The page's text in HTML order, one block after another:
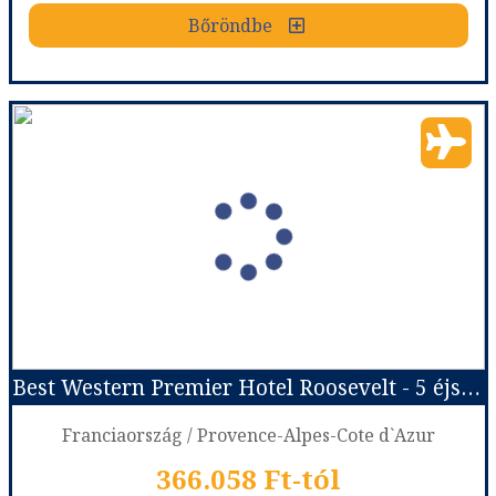
Bőröndbe
Hosszú Hétvége Párizsban ***
Város:Párizs
Utazás módja: Repülővel
Reggeli
Szálláskategória:Program szerint
Szobatípus: 2 ágyas szoba
Időpont: 2026-08-13 | 3 éj Best Western Premier Hotel Roosevelt - 5 éjszakás
Franciaország / Provence-Alpes-Cote d`Azur
366.058 Ft-tól